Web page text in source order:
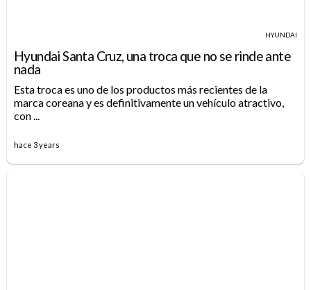
HYUNDAI
Hyundai Santa Cruz, una troca que no se rinde ante
nada
Esta troca es uno de los productos más recientes de la
marca coreana y es definitivamente un vehículo atractivo,
con ...
hace 3 years